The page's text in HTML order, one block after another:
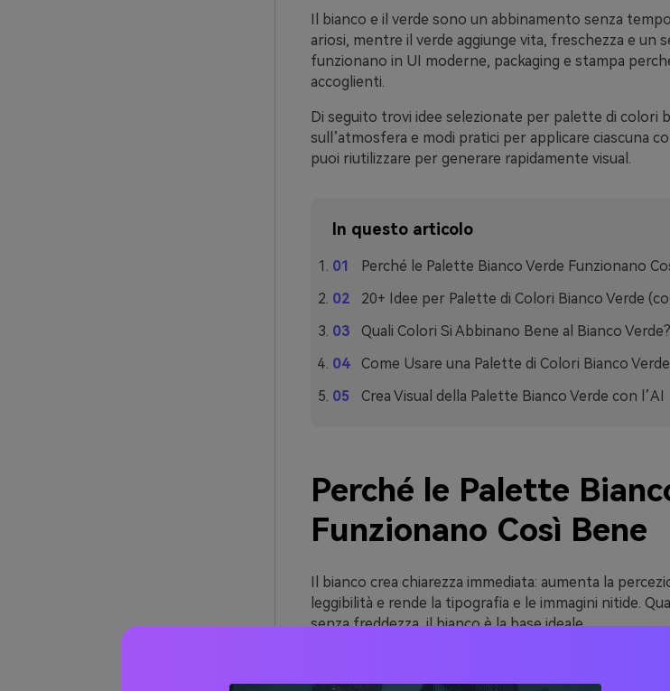
Il bianco e il verde sono un abbinamento senza
ariosi, mentre il verde aggiunge vita, freschezza e un
funzionano in UI moderne, packaging e stampa
accoglienti.
Di seguito trovi idee selezionate per palette di colori
sull’atmosfera e modi pratici per applicare ciascuna
puoi riutilizzare per generare rapidamente visual.
In questo articolo
Perché le Palette Bianco Verde Funzionano
20+ Idee per Palette di Colori Bianco Verde
Quali Colori Si Abbinano Bene al Bianco Verde?
Come Usare una Palette di Colori Bianco
Crea Visual della Palette Bianco Verde con l’AI
Perché le Palette
Funzionano Così Bene
Il bianco crea chiarezza immediata: aumenta la
leggibilità e rende la tipografia e le immagini nitide.
senza freddezza, il bianco è la base ideale.
ecologici—a seconda della sfumatura. I verdi salvia